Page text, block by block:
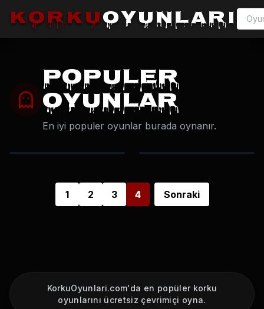
korkuoyunları
POPULER
OYUNLAR
En iyi populer oyunlar burada oynanır.
1 2 3 4 Sonraki
KorkuOyunlari.com'da en popüler korku
oyunlarını ücretsiz çevrimiçi oyna.